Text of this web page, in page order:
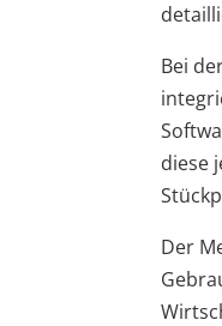
Bei
diese
Der